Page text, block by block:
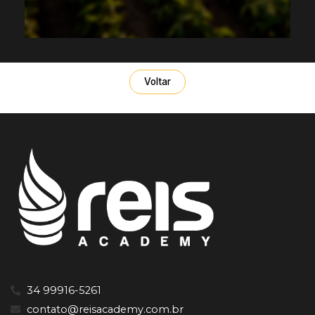
Voltar
34 99916-5261
contato@reisacademy.com.br